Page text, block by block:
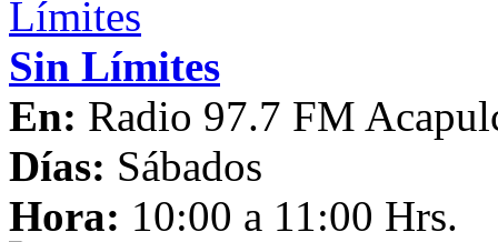
Sin Límites
En: Radio 97.7 FM
Días: Sábados
Hora: 10:00 a 11:00 Hrs.